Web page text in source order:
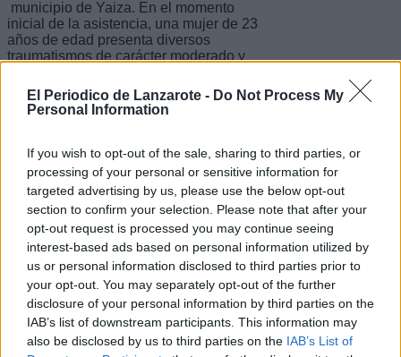
El Periodico de Lanzarote - Do Not Process My
Personal Information
If you wish to opt-out of the sale, sharing to third parties, or
processing of your personal or sensitive information for
targeted advertising by us, please use the below opt-out
section to confirm your selection. Please note that after your
opt-out request is processed you may continue seeing
interest-based ads based on personal information utilized by
us or personal information disclosed to third parties prior to
your opt-out. You may separately opt-out of the further
disclosure of your personal information by third parties on the
IAB’s list of downstream participants. This information may
also be disclosed by us to third parties on the IAB’s List of
municipio de Yaiza. En el momento
inicial de la asistencia, una mujer de 23
años de edad presenta diversos
traumatismos de carácter moderado y
medicalizada al Hospital Doctor José
Molina Orosa. Un Varón de 41 años de
presenta un traumatismo en cara y
erosiones de carácter leve y fueron
trasladados en una ambulancia de
soporte vital básico al Hospital Doctor
José Molina Orosa. Además, un tercer
varón de 49 años de edad presenta
una cervicalgia de carácter leve, y otro
de 54 años presenta cevicalgia de
carácter leve y fuerontrasladado en una
ambulancia de soporte vital básico a
Hospiten Lanzarote. Paciente asistido
en el lugar del incidente que rechaza
traslado.